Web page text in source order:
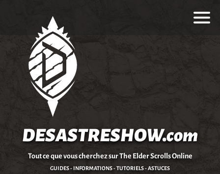
DESASTRESHOW.com
Tout ce que vous cherchez sur The Elder Scrolls Online
GUIDES - INFORMATIONS - TUTORIELS - ASTUCES